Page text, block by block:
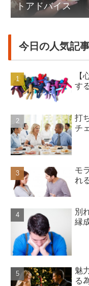
トアドバイス
今日の人気記
【
す
打
チ
モ
れ
別
縁
魅
る